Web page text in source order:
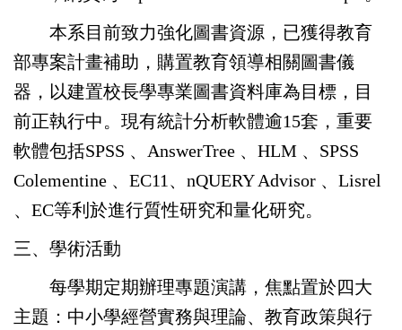
本系目前致力強化圖書資源，已獲得教育
部專案計畫補助，購置教育領導相關圖書儀
器，以建置校長學專業圖書資料庫為目標，目
前正執行中。現有統計分析軟體逾15套，重要
軟體包括SPSS 、AnswerTree 、HLM 、SPSS
Colementine 、EC11、nQUERY Advisor 、Lisrel
、EC等利於進行質性研究和量化研究。
三、學術活動
每學期定期辦理專題演講，焦點置於四大
主題：中小學經營實務與理論、教育政策與行